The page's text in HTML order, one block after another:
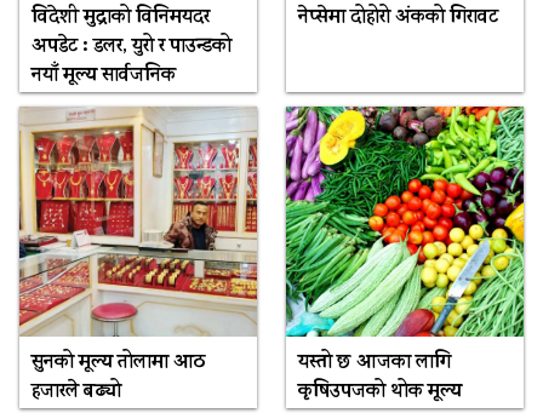
विदेशी मुद्राको विनिमयदर
अपडेट : डलर, युरो र पाउन्डको
नयाँ मूल्य सार्वजनिक
नेप्सेमा दोहोरो अंकको गिरावट
सुनको मूल्य तोलामा आठ
हजारले बढ्यो
यस्तो छ आजका लागि
कृषिउपजको थोक मूल्य